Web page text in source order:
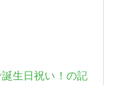
生日祝い！の記